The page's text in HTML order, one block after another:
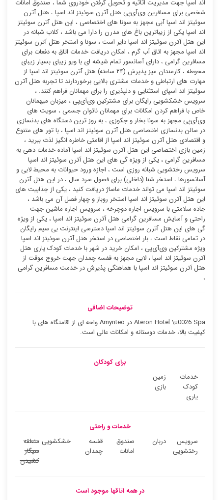
اند اسپا جهت مدیریت اثاثیه و تحویل گرفتن خودروی شما ، صندوق امانات
شخصی برای مسافرین وی‌آی‌پی هتل آترن سوئیتز اند اسپا ، هتل آترن
سوئیتز اند اسپا آبی مجهز به سونا های اختصاصی ، این هتل آترن سوئیتز
اند اسپا یکی از زیباترین باغ های مدرن را دارا می باشد ، کلاب شبانه در
این هتل آترن سوئیتز اند اسپا دایر است ، سونا و استخر هتل آترن سوئیتز
اند اسپا مجهز به اتاق آب گرم ، امکان دریافت خدمات اتاق به دفعات برای
مسافرین گرامی ، دارای آسانسور تمام شیشه ای با ویو زیبای بسیار زیبای
محوطه ، کارمندان میز پذیرش (۲۴ ساعته) هتل آترن سوئیتز اند اسپا از
مهارت های ارتباطی و خدمات مشتری بالایی برخوردارند تا تجربه هتل آترن
سوئیتز اند اسپای استثنایی و دلپذیری را برای مهمانان فراهم کنند. ،
سرویس خشکشویی رایگان برای مشترکین وی‌آی‌پی ، میزبان میهمانان
خاص با فراهم کردن امکانات برای مهمانان ناتوان جسمی ، سویت های
وی‌آی‌پی مجهز به سونا بخار و جکوزی ، به روز ترین دستگاه های بدنسازی
در سالن بدنسازی اختصاصی هتل آترن سوئیتز اند اسپا ، با تور های متنوع
و اقتصادی هتل آترن سوئیتز اند اسپا از اقامتی خاطره انگیز لذت ببرید ،
زمین بازی اختصاصی این هتل آترن سوئیتز اند اسپا آماده خدمات دهی به
مسافرین گرامی ، یکی از ویژه گی های این هتل آترن سوئیتز اند اسپا
سرویس رختشویی شبانه روزی است ، اجازه ورود حیوانات به محیط لابی و
آسانسورها ، استخر شنا (داخلی) برای فصول سرد سال ، در این هتل آترن
سوئیتز اند اسپا می تواند خدمات ماساژ دریافت کنید ، یکی از جذابیت های
این هتل آترن سوئیتز اند اسپا استخر روباز و چهار فصل آن می باشد ،
جاده سلامتی با سرویس اجاره دوچرخه ، سرویس اجاره ماشین جهت
راحتی و آسایش مسافرین گرامی هتل آترن سوئیتز اند اسپا ، یکی از ویژه
گی های این هتل آترن سوئیتز اند اسپا دسترسی اینترنت بی سیم رایگان
در تمامی نقاط است ، بار اختصاصی در استخر هتل آترن سوئیتز اند اسپا
ویژه مشترکین وی‌آی‌پی ، امکان خرید در شهر با خدمات کودک یاری هتل
آترن سوئیتز اند اسپا ، لابی مجهز به قفسه چمدان جهت خروج موقت از
هتل آترن سوئیتز اند اسپا با هماهنگی پذیرش در خدمت مسافرین گرامی
،
توضیحات اضافی
Ateron Hotel \u0026 Spa در Amynteo واحه ای از اقامتگاه های با
کیفیت بالا، خدمات دوستانه و امکانات عالی است.
برای کودکان
خدمات
کودک
یاری
زمین
بازی
خدمات و راحتی
سرویس
رختشویی
دربان
صندوق
امانات
قفسه
چمدان
خشکشویی منطقه
سیگار
کشیدن
در همه اتاقها موجود است